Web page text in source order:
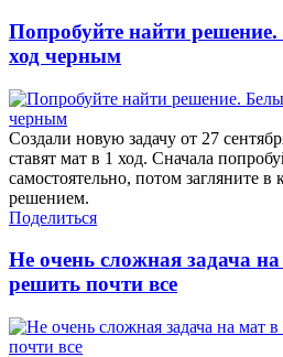
Попробуйте найти решение.
ход черным
Создали новую задачу от 27
ставят мат в 1 ход. Сначала
самостоятельно, потом загляните в
решением.
Поделиться
Не очень сложная задача
решить почти все